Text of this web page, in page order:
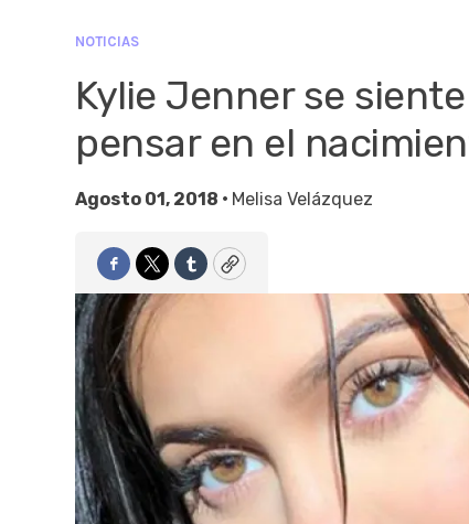
NOTICIAS
Kylie Jenner se
pensar en el
Agosto 01, 2018 • Melisa Velázquez
Facebook
TwitterTumblrCopy